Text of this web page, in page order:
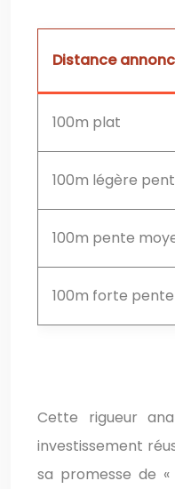
Distance
100m plat
100m légère
100m pente
100m forte pente
Cette rigueur
investissement
sa promesse de